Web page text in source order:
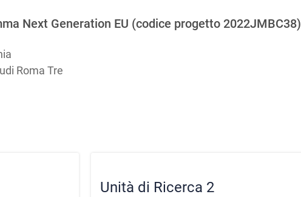
Next Generation EU (codice progetto 2022JMBC38)
Roma Tre
Unità di Ricerca 2